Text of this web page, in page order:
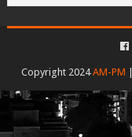
Copyright 2024AM-PM